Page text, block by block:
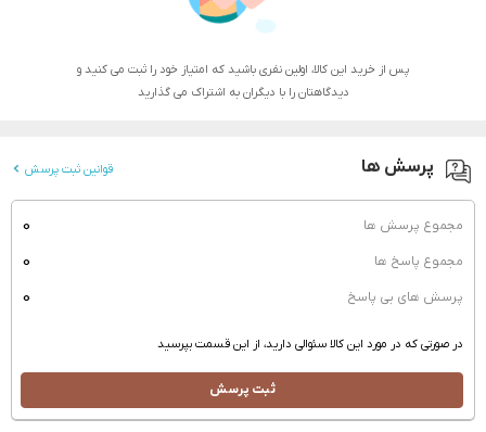
پس از خرید این کالا، اولین نفری باشید که امتیاز خود را ثبت می کنید و
دیدگاهتان را با دیگران به اشتراک می گذارید
پرسش ها قوانین ثبت پرسش
مجموع پرسش ها 0
مجموع پاسخ ها 0
پرسش های بی پاسخ 0
در صورتی که در مورد این کالا سئوالی دارید، از این قسمت بپرسید
ثبت پرسش